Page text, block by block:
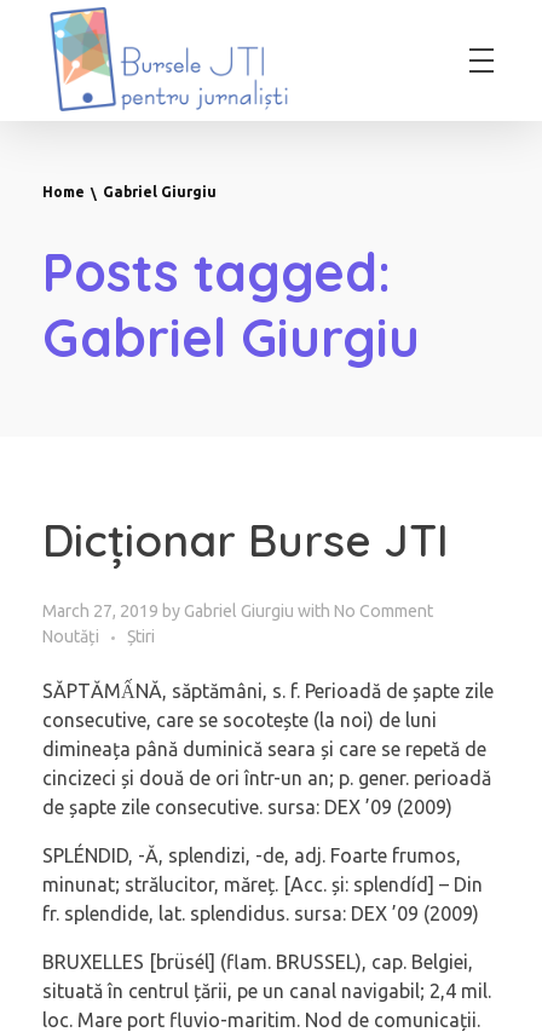
Bursele JTI pentru Jurnalisti
Home Gabriel Giurgiu
Posts tagged:
Gabriel Giurgiu
Dicționar Burse JTI
March 27, 2019 by Gabriel Giurgiu with No Comment
Noutăți
Știri
SĂPTĂMẤNĂ, săptămâni, s. f. Perioadă de șapte zile
consecutive, care se socotește (la noi) de luni
dimineața până duminică seara și care se repetă de
cincizeci și două de ori într-un an; p. gener. perioadă
de șapte zile consecutive. sursa: DEX ’09 (2009)
SPLÉNDID, -Ă, splendizi, -de, adj. Foarte frumos,
minunat; strălucitor, măreț. [Acc. și: splendíd] – Din
fr. splendide, lat. splendidus. sursa: DEX ’09 (2009)
BRUXELLES [brüsél] (flam. BRUSSEL), cap. Belgiei,
situată în centrul țării, pe un canal navigabil; 2,4 mil.
loc. Mare port fluvio-maritim. Nod de comunicații.